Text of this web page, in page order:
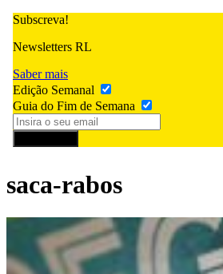
Subscreva!
Newsletters RL
Saber mais
Edição Semanal
Guia do Fim de Semana
saca-rabos